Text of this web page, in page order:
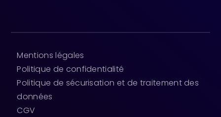
Mentions légales
Politique de confidentialité
Politique de sécurisation et de traitement des
données
CGV